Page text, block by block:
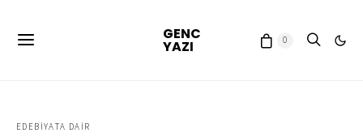
GENC
YAZI 0
EDEBIYATA DAIR